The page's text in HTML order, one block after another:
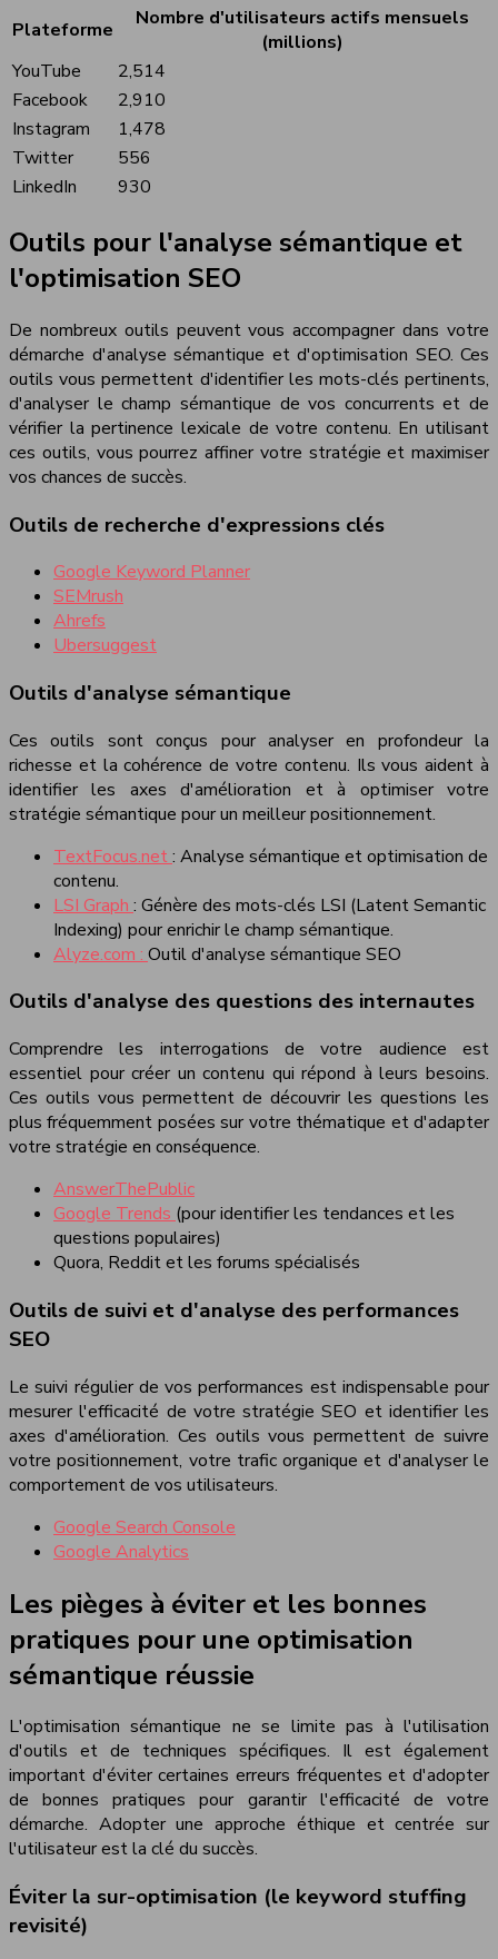
Plateforme
Nombre d'utilisateurs actifs mensuels
(millions)
YouTube
2,514
Facebook
2,910
Instagram
1,478
Twitter
556
LinkedIn
930
Outils pour l'analyse sémantique et
l'optimisation SEO
De nombreux outils peuvent vous accompagner dans votre
démarche d'analyse sémantique et d'optimisation SEO. Ces
outils vous permettent d'identifier les mots-clés pertinents,
d'analyser le champ sémantique de vos concurrents et de
vérifier la pertinence lexicale de votre contenu. En utilisant
ces outils, vous pourrez affiner votre stratégie et maximiser
vos chances de succès.
Outils de recherche d'expressions clés
Google Keyword Planner
SEMrush
Ahrefs
Ubersuggest
Outils d'analyse sémantique
Ces outils sont conçus pour analyser en profondeur la
richesse et la cohérence de votre contenu. Ils vous aident à
identifier les axes d'amélioration et à optimiser votre
stratégie sémantique pour un meilleur positionnement.
TextFocus.net : Analyse sémantique et optimisation de
contenu.
LSI Graph : Génère des mots-clés LSI (Latent Semantic
Indexing) pour enrichir le champ sémantique.
Alyze.com : Outil d'analyse sémantique SEO
Outils d'analyse des questions des internautes
Comprendre les interrogations de votre audience est
essentiel pour créer un contenu qui répond à leurs besoins.
Ces outils vous permettent de découvrir les questions les
plus fréquemment posées sur votre thématique et d'adapter
votre stratégie en conséquence.
AnswerThePublic
Google Trends (pour identifier les tendances et les
questions populaires)
Quora, Reddit et les forums spécialisés
Outils de suivi et d'analyse des performances
SEO
Le suivi régulier de vos performances est indispensable pour
mesurer l'efficacité de votre stratégie SEO et identifier les
axes d'amélioration. Ces outils vous permettent de suivre
votre positionnement, votre trafic organique et d'analyser le
comportement de vos utilisateurs.
Google Search Console
Google Analytics
Les pièges à éviter et les bonnes
pratiques pour une optimisation
sémantique réussie
L'optimisation sémantique ne se limite pas à l'utilisation
d'outils et de techniques spécifiques. Il est également
important d'éviter certaines erreurs fréquentes et d'adopter
de bonnes pratiques pour garantir l'efficacité de votre
démarche. Adopter une approche éthique et centrée sur
l'utilisateur est la clé du succès.
Éviter la sur-optimisation (le keyword stuffing
revisité)